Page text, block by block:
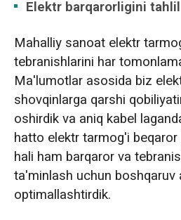
Elektr barqarorligini
Mahalliy sanoat elektr
tebranishlarini har
Ma'lumotlar asosida biz
shovqinlarga qarshi
oshirdik va aniq kabel
hatto elektr tarmog'i
hali ham barqaror va
ta'minlash uchun boshqaruv
optimallashtirdik.